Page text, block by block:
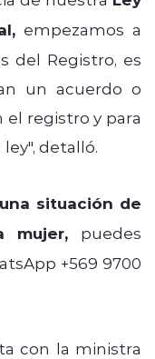
empezamos a
del Registro, es
un acuerdo o
el registro y para
detalló.
situación de
mujer, puedes
+569 9700
con la ministra